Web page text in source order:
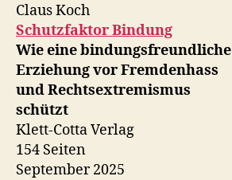
Claus Koch
Schutzfaktor Bindung
Wie eine bindungsfreundliche
Erziehung vor Fremdenhass
und Rechtsextremismus
schützt
Klett-Cotta Verlag
154 Seiten
September 2025